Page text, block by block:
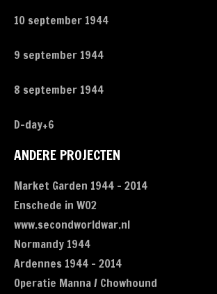
10 september 1944
9 september 1944
8 september 1944
D-day+6
ANDERE PROJECTEN
Market Garden 1944 - 2014
Enschede in WO2
www.secondworldwar.nl
Normandy 1944
Ardennes 1944 - 2014
Operatie Manna / Chowhound